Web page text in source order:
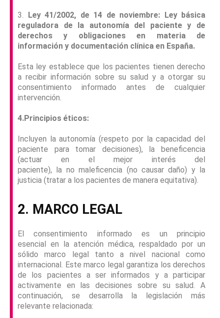
3. Ley 41/2002, de 14 de noviembre: Ley básica
reguladora de la autonomía del paciente y de
derechos y obligaciones en materia de
información y documentación clínica en España.
Esta ley establece que los pacientes tienen derecho
a recibir información sobre su salud y a otorgar su
consentimiento informado antes de cualquier
intervención.
4.Principios éticos:
Incluyen la autonomía (respeto por la capacidad del
paciente para tomar decisiones), la beneficencia
(actuar en el mejor interés del
paciente), la no maleficencia (no causar daño) y la
justicia (tratar a los pacientes de manera equitativa).
2. MARCO LEGAL
El consentimiento informado es un principio
esencial en la atención médica, respaldado por un
sólido marco legal tanto a nivel nacional como
internacional. Este marco legal garantiza los derechos
de los pacientes a ser informados y a participar
activamente en las decisiones sobre su salud. A
continuación, se desarrolla la legislación más
relevante relacionada: